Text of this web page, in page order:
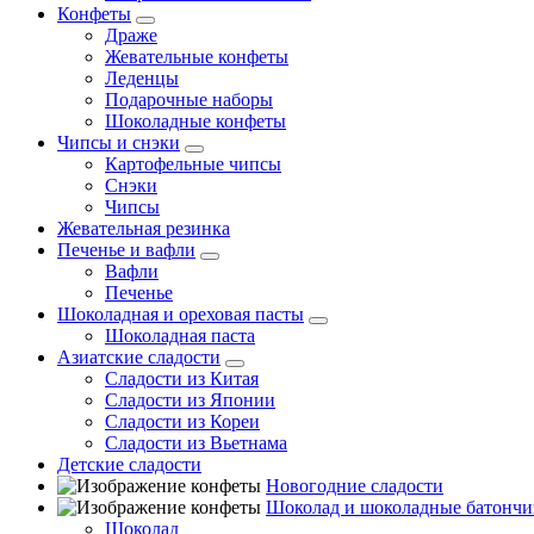
Конфеты
Драже
Жевательные конфеты
Леденцы
Подарочные наборы
Шоколадные конфеты
Чипсы и снэки
Картофельные чипсы
Снэки
Чипсы
Жевательная резинка
Печенье и вафли
Вафли
Печенье
Шоколадная и ореховая пасты
Шоколадная паста
Азиатские сладости
Сладости из Китая
Сладости из Японии
Сладости из Кореи
Сладости из Вьетнама
Детские сладости
Новогодние сладости
Шоколад и шоколадные
Шоколад